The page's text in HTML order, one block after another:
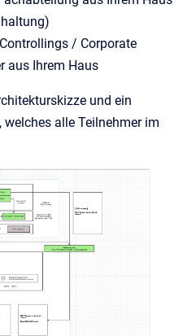
/ Corporate
aus Ihrem Haus
und ein
alle Teilnehmer im